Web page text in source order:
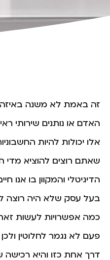
זה באמת לא משנה
האדם או נותנים
אלו יכולות להיות
שאתם רוצים להוציא מדי
הדיגיטלי והמקוון בו
בעל עסק שלא היה רוצה
כמה אפשרויות לעשות
פעם לא נגמר לחלוטין
דרך אחת כזו והיא